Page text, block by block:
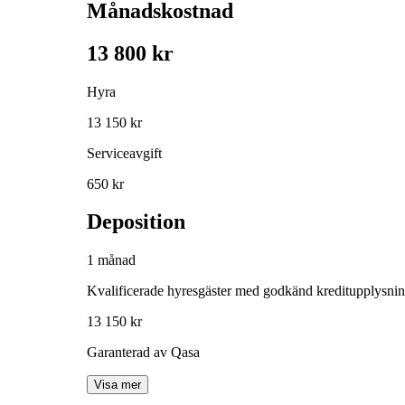
Månadskostnad
13 800 kr
Hyra
13 150 kr
Serviceavgift
650 kr
Deposition
1 månad
Kvalificerade hyresgäster med godkänd
13 150 kr
Garanterad av Qasa
Visa mer